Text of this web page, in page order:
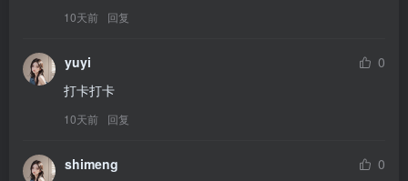
10天前 回复
yuyi
0
打卡打卡
10天前 回复
shimeng
0